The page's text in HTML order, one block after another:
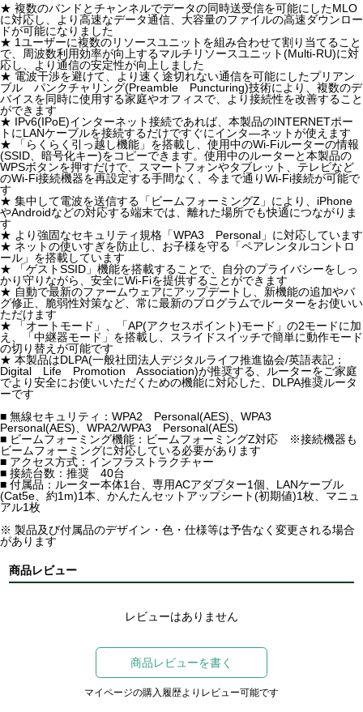
★ 複数のバンドとチャンネルでデータの同時送受信を可能にしたMLO
に対応し、より高速なデータ通信、大容量のファイルの高速ダウンロー
ドが可能になりました
★ 1ユーザーに複数のリソースユニットを組み合わせて割り当てること
で、周波数利用効率が向上するマルチリソースユニット(Multi-RU)に対
応し、より通信の安定性が向上しました
★ 電波干渉を避けて、より速く途切れない通信を可能にしたプリアン
ブル パンクチャリング(Preamble Puncturing)技術により、複数のデ
バイスを同時に使用する家庭やオフィスで、より接続性を改善すること
ができます
★ IPv6(IPoE)インターネット接続であれば、本製品のINTERNETポー
トにLANケーブルを接続するだけですぐにインタ―ネットが使えます
★ 「らくらく引っ越し機能」を搭載し、使用中のWi-Fiルーターの情報
(SSID、暗号化キー)をコピーできます。使用中のルーターと本製品の
WPSボタンを押すだけで、スマートフォンやタブレット、テレビなど
のWi-Fi接続機器を再設定する手間なく、今まで通りWi-Fi接続が可能で
す
★ 集中して電波を送信する「ビームフォーミングZ」により、iPhone
やAndroidなどの対応する端末では、離れた場所でも快適につながりま
す
★ より強固なセキュリティ規格「WPA3 Personal」に対応しています
★ ネットの使いすぎを防止し、お子様を守る「ペアレンタルコントロ
ール」を搭載しています
★ 「ゲストSSID」機能を搭載することで、自分のプライバシーをしっ
かり守りながら、安全にWi-Fiを提供することができます
★ 自動で最新のファームウェアにアップデートし、新機能の追加やバ
グ修正、脆弱性対策など、常に最新のプログラムでルーターをお使いい
ただけます
★ 「オートモード」、「AP(アクセスポイント)モード」の2モードに加
え、「中継器モード」を搭載し、スライドスイッチで簡単に動作モード
の切り替えが可能です
★ 本製品はDLPA(一般社団法人デジタルライフ推進協会/英語表記：
Digital Life Promotion Association)が推奨する、ルーターをご家庭
でより安全にお使いいただくための機能に対応した、DLPA推奨ルータ
ーです
■ 無線セキュリティ：WPA2 Personal(AES)、WPA3
Personal(AES)、WPA2/WPA3 Personal(AES)
■ ビームフォーミング機能：ビームフォーミングZ対応 ※接続機器も
ビームフォーミングに対応している必要があります
■ アクセス方式：インフラストラクチャー
■ 接続台数：推奨 40台
■ 付属品：ルーター本体1台、専用ACアダプター1個、LANケーブル
(Cat5e、約1m)1本、かんたんセットアップシート(初期値)1枚、マニュ
アル1枚
※ 製品及び付属品のデザイン・色・仕様等は予告なく変更される場合
があります
商品レビュー
レビューはありません
商品レビューを書く
マイページの購入履歴よりレビュー可能です